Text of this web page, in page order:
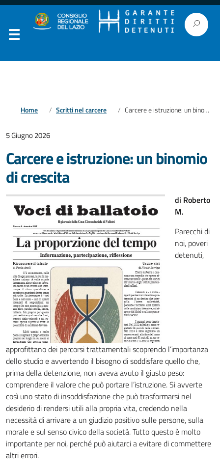
Home Scritti nel carcere Carcere e istruzione: un binomio di crescita
5 Giugno 2026
Carcere e istruzione: un binomio
di crescita
di Roberto
M.
Parecchi di
noi, poveri
detenuti,
approfittano dei percorsi trattamentali scoprendo l’importanza
dello studio e avvertendo il bisogno di soddisfare quello che,
prima della detenzione, non aveva avuto il giusto peso:
comprendere il valore che può portare l’istruzione. Si avverte
così uno stato di insoddisfazione che può trasformarsi nel
desiderio di rendersi utili alla propria vita, credendo nella
necessità di arrivare a un giudizio positivo sulle persone, sulla
morale e sul senso civico della società. Tutto questo è molto
importante per noi, perché può aiutarci a evitare di commettere
altri errori.